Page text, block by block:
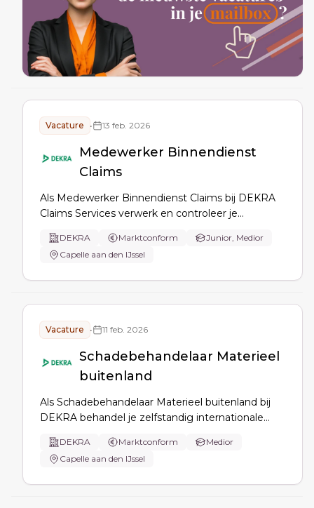
Vacature • 13 feb. 2026
Medewerker Binnendienst
Claims
Als Medewerker Binnendienst Claims bij DEKRA
Claims Services verwerk en controleer je
schadeadministratie bij, maak je cases aan en
beheer je telefoon en mailbox voor diverse
DEKRA Marktconform
Junior, Medior
Capelle aan den IJssel
Vacature • 11 feb. 2026
Schadebehandelaar Materieel
buitenland
Als Schadebehandelaar Materieel buitenland bij
DEKRA behandel je zelfstandig internationale
overeenkomst en de 4e WAM-richtlijn. Je beheert
je eigen dossiers, communiceert met betrokken
DEKRA Marktconform
Medior
Capelle aan den IJssel